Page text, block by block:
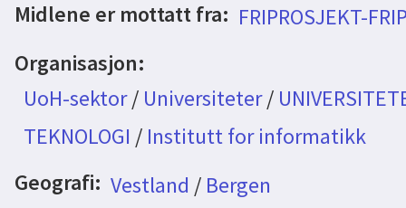
Midlene er mottatt fra: FRIPROSJEKT-
Organisasjon:
UoH-sektor/ Universiteter/
TEKNOLOGI / Institutt for informatikk
Geografi: Vestland / Bergen